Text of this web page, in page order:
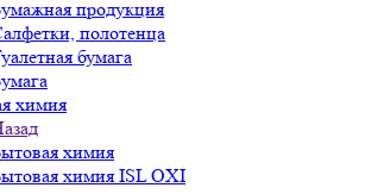
продукция
полотенца
бумага
химия
химия
химия ISL OXI